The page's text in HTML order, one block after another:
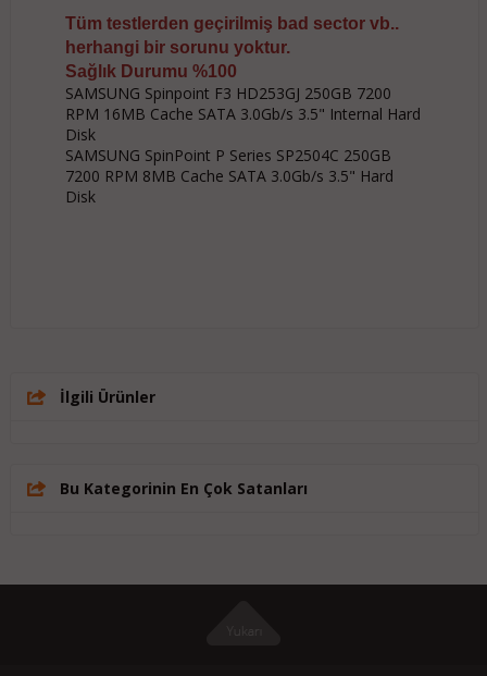
Tüm testlerden geçirilmiş bad sector vb..
herhangi bir sorunu yoktur.
Sağlık Durumu %100
SAMSUNG Spinpoint F3 HD253GJ 250GB 7200
RPM 16MB Cache SATA 3.0Gb/s 3.5" Internal Hard
Disk
SAMSUNG SpinPoint P Series SP2504C 250GB
7200 RPM 8MB Cache SATA 3.0Gb/s 3.5" Hard
Disk
İlgili Ürünler
Bu Kategorinin En Çok Satanları